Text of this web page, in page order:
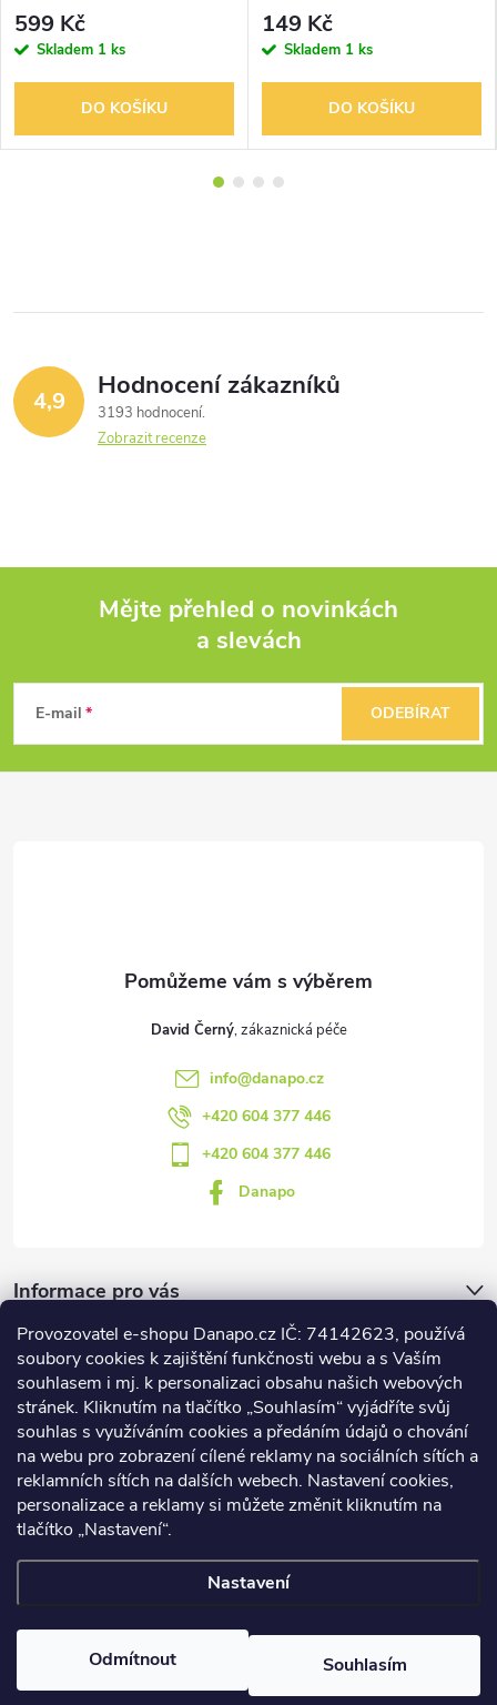
Provozovatel e-shopu Danapo.cz IČ: 74142623, používá
soubory cookies k zajištění funkčnosti webu a s Vaším
souhlasem i mj. k personalizaci obsahu našich webových
stránek. Kliknutím na tlačítko „Souhlasím“ vyjádříte svůj
souhlas s využíváním cookies a předáním údajů o chování
na webu pro zobrazení cílené reklamy na sociálních sítích a
reklamních sítích na dalších webech. Nastavení cookies,
personalizace a reklamy si můžete změnit kliknutím na
tlačítko „Nastavení“.
Nastavení
Odmítnout Souhlasím
599 Kč
Skladem 1 ks
DO KOŠÍKU
149 Kč
Skladem 1 ks
DO KOŠÍKU
4,9 Hodnocení zákazníků
3193 hodnocení
Zobrazit recenze
p
Mějte přehled o novinkách
a slevách
E-mail ODEBÍRAT
David Černý
info@danapo.cz
+420 604 377 446
+420 604 377 446
Danapo
Informace pro vás
Dotazník
Co upřednosťnujete?
Počet hlasů:437
Facebook
Upravit nastavení cookies